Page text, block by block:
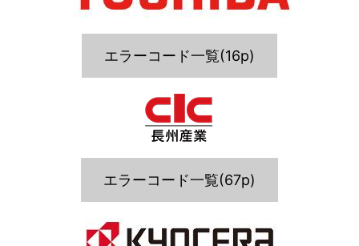
エラーコード一覧(16p)
エラーコード一覧(67p)